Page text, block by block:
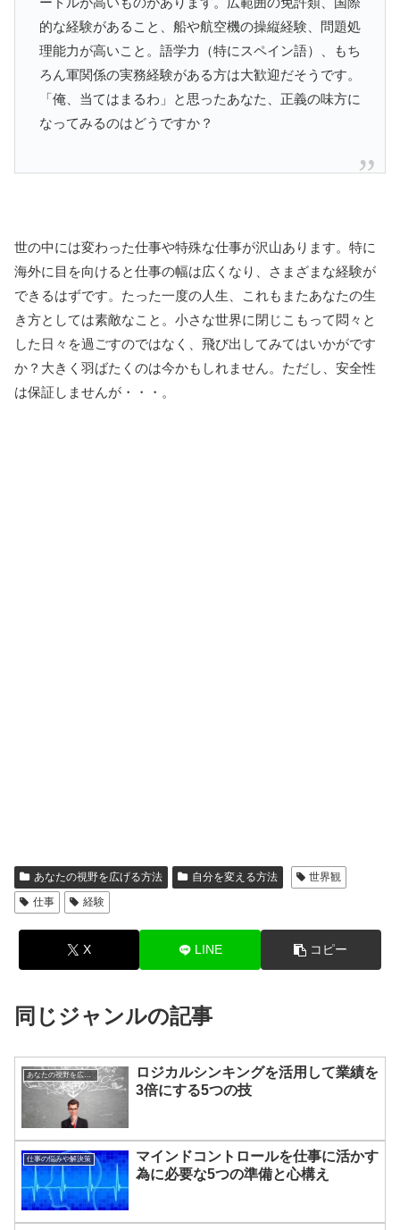
的な経験があること、船や航空機の操縦経験、問題処
理能力が高いこと。語学力（特にスペイン語）、もち
ろん軍関係の実務経験がある方は大歓迎だそうです。
「俺、当てはまるわ」と思ったあなた、正義の味方に
なってみるのはどうですか？
世の中には変わった仕事や特殊な仕事が沢山あります。特に
海外に目を向けると仕事の幅は広くなり、さまざまな経験が
できるはずです。たった一度の人生、これもまたあなたの生
き方としては素敵なこと。小さな世界に閉じこもって悶々と
した日々を過ごすのではなく、飛び出してみてはいかがです
か？大きく羽ばたくのは今かもしれません。ただし、安全性
は保証しませんが・・・。
あなたの視野を広げる方法 自分を変える方法
世界観
仕事
経験
X LINE コピー
同じジャンルの記事
ロジカルシンキングを活用して業績を
3倍にする5つの技
仕事の悩みや解決策
マインドコントロールを仕事に活かす
為に必要な5つの準備と心構え